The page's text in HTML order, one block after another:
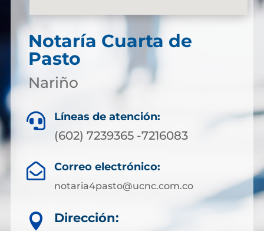
Notaría Cuarta de
Pasto
Nariño
 Líneas de atención:
(602) 7239365 -7216083
 Correo electrónico:
notaria4pasto@ucnc.com.co

Dirección: